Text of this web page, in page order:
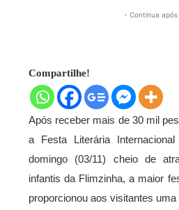
- Continua
Compartilhe!
Após receber mais de 30 mil
a Festa Literária
domingo (03/11) cheio de
infantis da Flimzinha, a maior
proporcionou aos visitantes